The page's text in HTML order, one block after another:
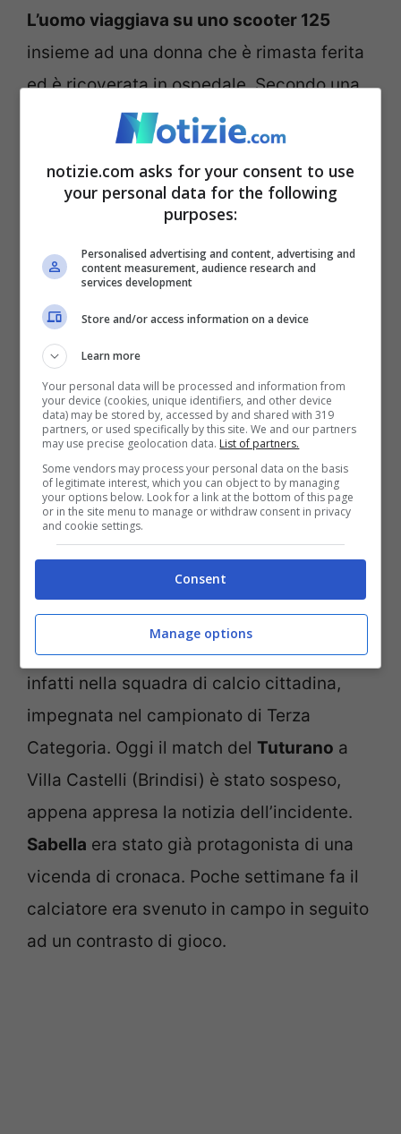
L’uomo viaggiava su uno scooter 125
insieme ad una donna che è rimasta ferita
ed è ricoverata in ospedale. Secondo una
prima ricostruzione delle forze dell’ordine
non ci sarebbero altri veicoli coinvolti nel
sinistro.
per verificare se l’uomo possa aver avuto
un malore durante la guida. L’autopsia
chiarirà in modo definitivo la dinamica e le
cause del decesso.
118,gli agenti della Polizia Locale di San
Pietroed i carabinieri. Per i rilievi è stata
disposta la chiusura della strada in
entrambi i sensi di marcia, con inevitabili
problemi sul tratto stradale.
si chiamava Gianni Sabella
detto, si trattava di un calciatore molto
conosciuto in tutta la Puglia. Giocava
infatti nella squadra di calcio cittadina,
impegnata nel campionato di Terza
Categoria. Oggi il match del Tuturano a
Villa Castelli (Brindisi) è stato sospeso,
appena appresa la notizia dell’incidente.
Sabella era stato già protagonista di una
vicenda di cronaca. Poche settimane fa il
calciatore era svenuto in campo in seguito
ad un contrasto di gioco.
notizie.com asks for your consent to use
your personal data for the following
purposes:
Personalised advertising and content, advertising and
content measurement, audience research and
services development
Store and/or access information on a device
Learn more
Your personal data will be processed and information from
your device (cookies, unique identifiers, and other device
data) may be stored by, accessed by and shared with 319
partners, or used specifically by this site. We and our partners
may use precise geolocation data. List of partners.
Some vendors may process your personal data on the basis
of legitimate interest, which you can object to by managing
your options below. Look for a link at the bottom of this page
or in the site menu to manage or withdraw consent in privacy
and cookie settings.
Consent
Manage options